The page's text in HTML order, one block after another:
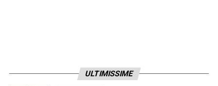
FALCONE«Falcone è un portiere che merita
ULTIMISSIME